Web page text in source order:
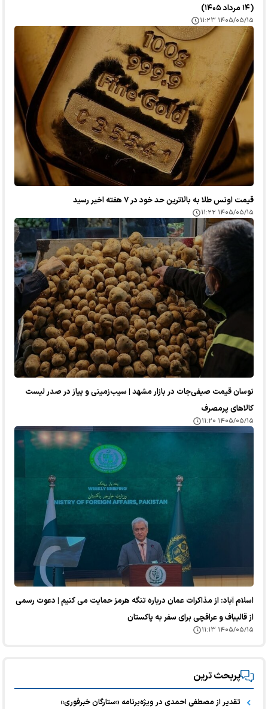
(۱۴ مرداد ۱۴۰۵)
۱۴۰۵/۰۵/۱۵ ۱۱:۲۳
قیمت اونس طلا به بالاترین حد خود در ۷ هفته اخیر رسید
۱۴۰۵/۰۵/۱۵ ۱۱:۲۲
نوسان قیمت صیفی‌جات در بازار مشهد | سیب‌زمینی و پیاز در صدر لیست
کالا‌های پرمصرف
۱۴۰۵/۰۵/۱۵ ۱۱:۲۰
اسلام آباد: از مذاکرات عمان درباره تنگه هرمز حمایت می کنیم | دعوت رسمی
از قالیباف و عراقچی برای سفر به پاکستان
۱۴۰۵/۰۵/۱۵ ۱۱:۱۳
پربحث ترین
تقدیر از مصطفی احمدی در ویژه‌برنامه «ستارگان خبرفوری»